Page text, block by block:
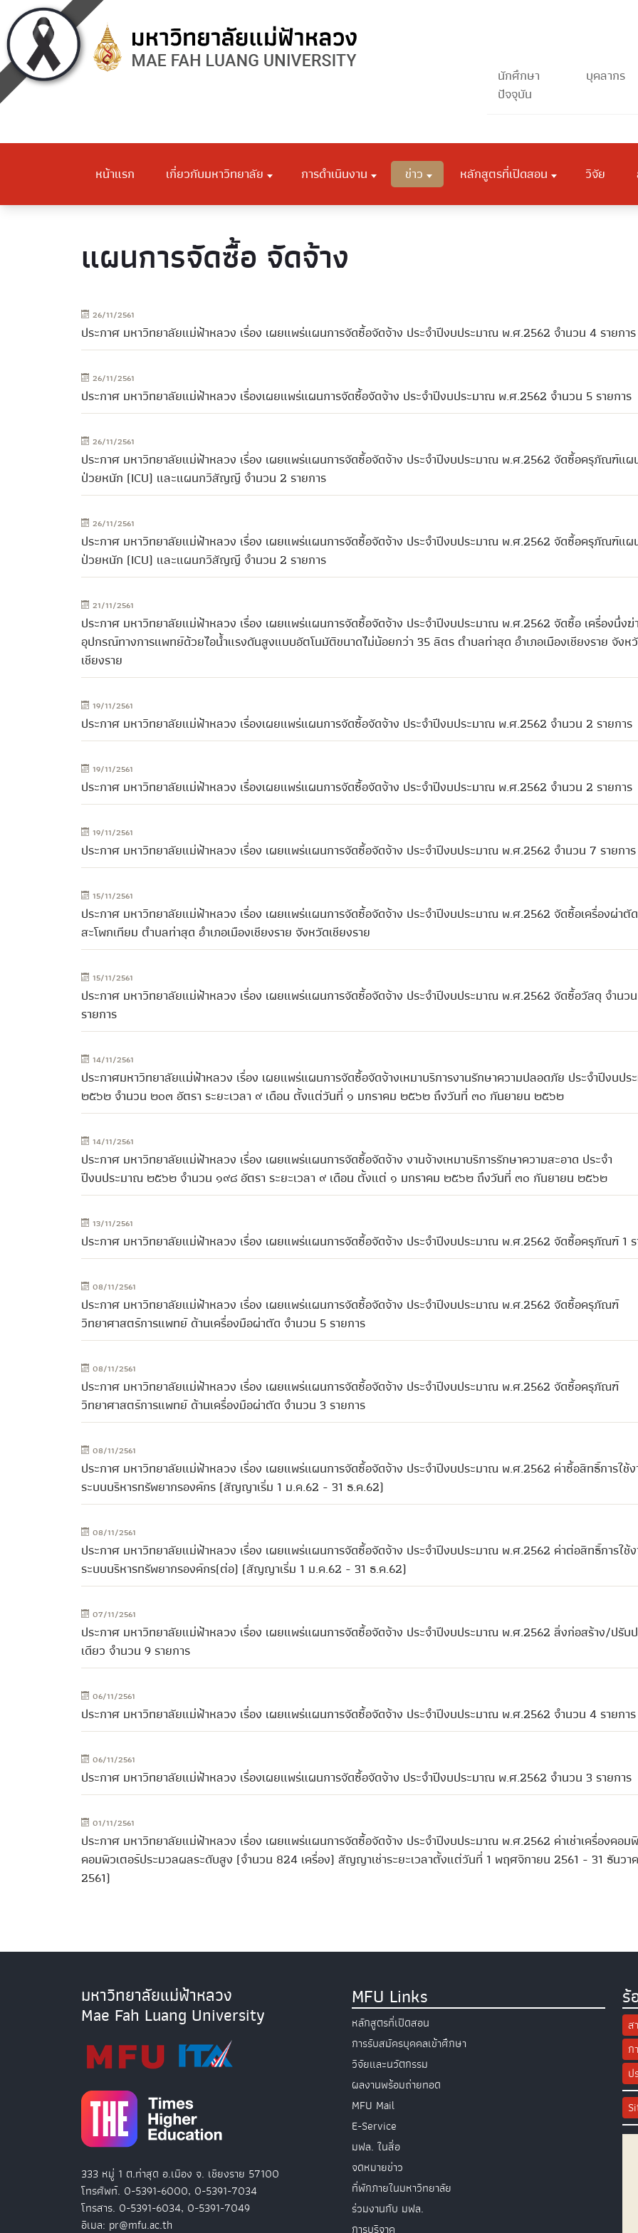
นักศึกษา
ปัจจุบัน
บุคลากร
หน้าแรก เกี่ยวกับมหาวิทยาลัย การดำเนินงาน ข่าว หลักสูตรที่เปิดสอน วิจัย
แผนการจัดซื้อ จัดจ้าง
26/11/2561
ประกาศ มหาวิทยาลัยแม่ฟ้าหลวง เรื่อง เผยแพร่แผนการจัดซื้อจัดจ้าง ประจำปีงบประมาณ พ.ศ.2562 จำนวน 4 รายการ
26/11/2561
ประกาศ มหาวิทยาลัยแม่ฟ้าหลวง เรื่องเผยแพร่แผนการจัดซื้อจัดจ้าง ประจำปีงบประมาณ พ.ศ.2562 จำนวน 5 รายการ
26/11/2561
ประกาศ มหาวิทยาลัยแม่ฟ้าหลวง เรื่อง เผยแพร่แผนการจัดซื้อจัดจ้าง ประจำปีงบประมาณ พ.ศ.2562 จัดซื้อครุภัณฑ์แ
ป่วยหนัก (ICU) และแผนกวิสัญญี จำนวน 2 รายการ
26/11/2561
ประกาศ มหาวิทยาลัยแม่ฟ้าหลวง เรื่อง เผยแพร่แผนการจัดซื้อจัดจ้าง ประจำปีงบประมาณ พ.ศ.2562 จัดซื้อครุภัณฑ์แ
ป่วยหนัก (ICU) และแผนกวิสัญญี จำนวน 2 รายการ
21/11/2561
ประกาศ มหาวิทยาลัยแม่ฟ้าหลวง เรื่อง เผยแพร่แผนการจัดซื้อจัดจ้าง ประจำปีงบประมาณ พ.ศ.2562 จัดซื้อ เครื่องนึ่งฆ่
อุปกรณ์ทางการแพทย์ด้วยไอน้ำแรงดันสูงแบบอัตโนมัติขนาดไม่น้อยกว่า 35 ลิตร ตำบลท่าสุด อำเภอเมืองเชียงราย จังห
เชียงราย
19/11/2561
ประกาศ มหาวิทยาลัยแม่ฟ้าหลวง เรื่องเผยแพร่แผนการจัดซื้อจัดจ้าง ประจำปีงบประมาณ พ.ศ.2562 จำนวน 2 รายการ
19/11/2561
ประกาศ มหาวิทยาลัยแม่ฟ้าหลวง เรื่องเผยแพร่แผนการจัดซื้อจัดจ้าง ประจำปีงบประมาณ พ.ศ.2562 จำนวน 2 รายการ
19/11/2561
ประกาศ มหาวิทยาลัยแม่ฟ้าหลวง เรื่อง เผยแพร่แผนการจัดซื้อจัดจ้าง ประจำปีงบประมาณ พ.ศ.2562 จำนวน 7 รายการ
15/11/2561
ประกาศ มหาวิทยาลัยแม่ฟ้าหลวง เรื่อง เผยแพร่แผนการจัดซื้อจัดจ้าง ประจำปีงบประมาณ พ.ศ.2562 จัดซื้อเครื่องผ่าตั
สะโพกเทียม ตำบลท่าสุด อำเภอเมืองเชียงราย จังหวัดเชียงราย
15/11/2561
ประกาศ มหาวิทยาลัยแม่ฟ้าหลวง เรื่อง เผยแพร่แผนการจัดซื้อจัดจ้าง ประจำปีงบประมาณ พ.ศ.2562 จัดซื้อวัสดุ จำนว
รายการ
14/11/2561
ประกาศมหาวิทยาลัยแม่ฟ้าหลวง เรื่อง เผยแพร่แผนการจัดซื้อจัดจ้างเหมาบริการงานรักษาความปลอดภัย ประจำปีงบปร
๒๕๖๒ จำนวน ๒๐๓ อัตรา ระยะเวลา ๙ เดือน ตั้งแต่วันที่ ๑ มกราคม ๒๕๖๒ ถึงวันที่ ๓๐ กันยายน ๒๕๖๒
14/11/2561
ประกาศ มหาวิทยาลัยแม่ฟ้าหลวง เรื่อง เผยแพร่แผนการจัดซื้อจัดจ้าง งานจ้างเหมาบริการรักษาความสะอาด ประจำ
ปีงบประมาณ ๒๕๖๒ จำนวน ๑๙๘ อัตรา ระยะเวลา ๙ เดือน ตั้งแต่ ๑ มกราคม ๒๕๖๒ ถึงวันที่ ๓๐ กันยายน ๒๕๖๒
13/11/2561
ประกาศ มหาวิทยาลัยแม่ฟ้าหลวง เรื่อง เผยแพร่แผนการจัดซื้อจัดจ้าง ประจำปีงบประมาณ พ.ศ.2562 จัดซื้อครุภัณฑ์ 1 ร
08/11/2561
ประกาศ มหาวิทยาลัยแม่ฟ้าหลวง เรื่อง เผยแพร่แผนการจัดซื้อจัดจ้าง ประจำปีงบประมาณ พ.ศ.2562 จัดซื้อครุภัณฑ์
วิทยาศาสตร์การแพทย์ ด้านเครื่องมือผ่าตัด จำนวน 5 รายการ
08/11/2561
ประกาศ มหาวิทยาลัยแม่ฟ้าหลวง เรื่อง เผยแพร่แผนการจัดซื้อจัดจ้าง ประจำปีงบประมาณ พ.ศ.2562 จัดซื้อครุภัณฑ์
วิทยาศาสตร์การแพทย์ ด้านเครื่องมือผ่าตัด จำนวน 3 รายการ
08/11/2561
ประกาศ มหาวิทยาลัยแม่ฟ้าหลวง เรื่อง เผยแพร่แผนการจัดซื้อจัดจ้าง ประจำปีงบประมาณ พ.ศ.2562 ค่าซื้อสิทธิ์การใช้ง
ระบบบริหารทรัพยากรองค์กร (สัญญาเริ่ม 1 ม.ค.62 - 31 ธ.ค.62)
08/11/2561
ประกาศ มหาวิทยาลัยแม่ฟ้าหลวง เรื่อง เผยแพร่แผนการจัดซื้อจัดจ้าง ประจำปีงบประมาณ พ.ศ.2562 ค่าต่อสิทธิ์การใช้
ระบบบริหารทรัพยากรองค์กร(ต่อ) (สัญญาเริ่ม 1 ม.ค.62 - 31 ธ.ค.62)
07/11/2561
ประกาศ มหาวิทยาลัยแม่ฟ้าหลวง เรื่อง เผยแพร่แผนการจัดซื้อจัดจ้าง ประจำปีงบประมาณ พ.ศ.2562 สิ่งก่อสร้าง/ปรับ
เดียว จำนวน 9 รายการ
06/11/2561
ประกาศ มหาวิทยาลัยแม่ฟ้าหลวง เรื่อง เผยแพร่แผนการจัดซื้อจัดจ้าง ประจำปีงบประมาณ พ.ศ.2562 จำนวน 4 รายการ
06/11/2561
ประกาศ มหาวิทยาลัยแม่ฟ้าหลวง เรื่องเผยแพร่แผนการจัดซื้อจัดจ้าง ประจำปีงบประมาณ พ.ศ.2562 จำนวน 3 รายการ
01/11/2561
ประกาศ มหาวิทยาลัยแม่ฟ้าหลวง เรื่อง เผยแพร่แผนการจัดซื้อจัดจ้าง ประจำปีงบประมาณ พ.ศ.2562 ค่าเช่าเครื่องคอม
คอมพิวเตอร์ประมวลผลระดับสูง (จำนวน 824 เครื่อง) สัญญาเช่าระยะเวลาตั้งแต่วันที่ 1 พฤศจิกายน 2561 - 31 ธันวา
2561)
มหาวิทยาลัยแม่ฟ้าหลวง
Mae Fah Luang University
333 หมู่ 1 ต.ท่าสุด อ.เมือง จ. เชียงราย 57100
โทรศัพท์. 0-5391-6000, 0-5391-7034
โทรสาร. 0-5391-6034, 0-5391-7049
อีเมล: pr@mfu.ac.th
MFU Links
หลักสูตรที่เปิดสอน
การรับสมัครบุคคลเข้าศึกษา
วิจัยและนวัตกรรม
ผลงานพร้อมถ่ายทอด
MFU Mail
E-Service
มฟล. ในสื่อ
จดหมายข่าว
ที่พักภายในมหาวิทยาลัย
ร่วมงานกับ มฟล.
การบริจาค
ร้
ส
ก
ป